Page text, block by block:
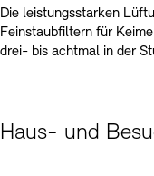
Die leistungsstarken
Feinstaubfiltern für
drei- bis achtmal in der
Haus- und